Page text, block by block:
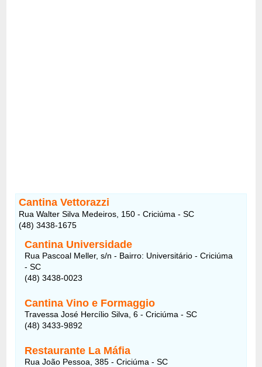
Cantina Vettorazzi
Rua Walter Silva Medeiros, 150 - Criciúma - SC
(48) 3438-1675
Cantina Universidade
Rua Pascoal Meller, s/n - Bairro: Universitário - Criciúma
- SC
(48) 3438-0023
Cantina Vino e Formaggio
Travessa José Hercílio Silva, 6 - Criciúma - SC
(48) 3433-9892
Restaurante La Máfia
Rua João Pessoa, 385 - Criciúma - SC